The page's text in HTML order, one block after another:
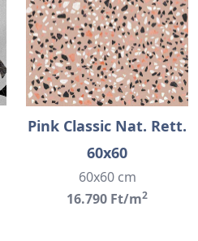
Pink Classic Nat. Rett.
60x60
60x60 cm
16.790 Ft/m2